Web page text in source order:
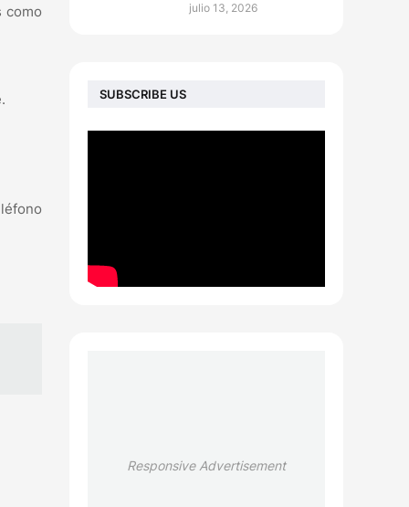
como
julio 13, 2026
SUBSCRIBE US
Responsive Advertisement